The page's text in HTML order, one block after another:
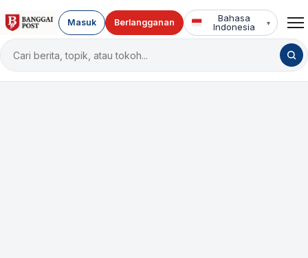
Cari
berita
Masuk Berlangganan
Bahasa
Indonesia
▾